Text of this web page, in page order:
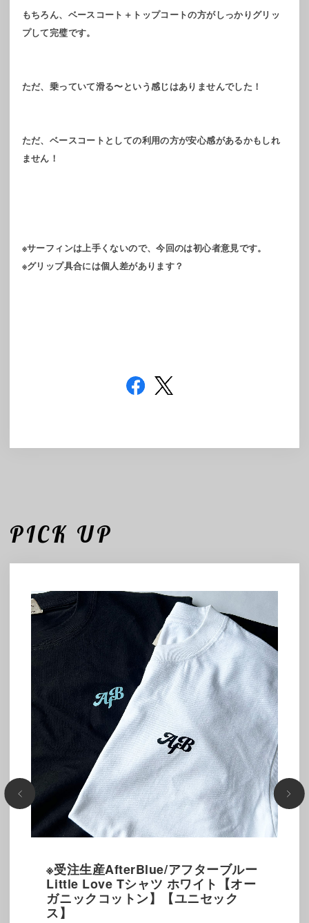
もちろん、ベースコート＋トップコートの方がしっかりグリッ
プして完璧です。
ただ、乗っていて滑る〜という感じはありませんでした！
ただ、ベースコートとしての利用の方が安心感があるかもしれ
ません！
※サーフィンは上手くないので、今回のは初心者意見です。
※グリップ具合には個人差があります？
PICK UP
※受注生産AfterBlue/アフターブルー
Little Love Tシャツ ホワイト【オー
ガニックコットン】【ユニセック
ス】